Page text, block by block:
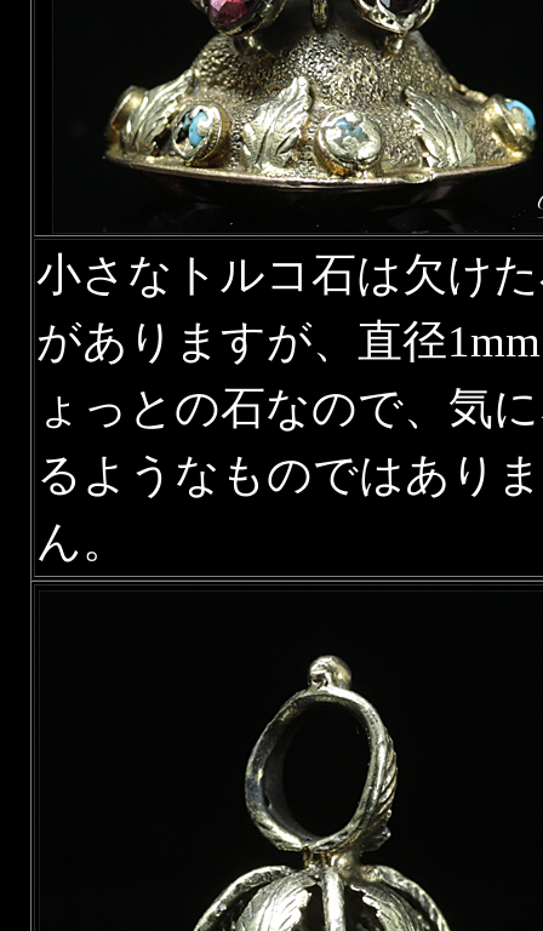
小さなトルコ石は欠け
がありますが、直径
ょっとの石なので、気
るようなものではあり
ん。